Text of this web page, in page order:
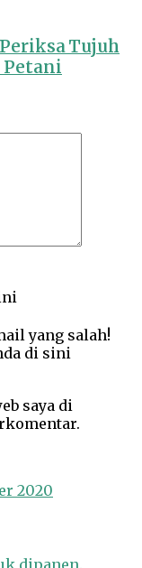
Tujuh
Petani
yang salah!
di sini
saya di